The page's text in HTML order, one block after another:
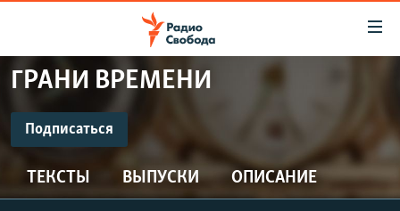
упрощенного
Вернуться
основному
содержанию
ПРОГРАММЫ
ПОДКАСТЫ
ГРАНИ ВРЕМЕНИ
Подписаться
ПОДПИСАТЬСЯ
ТЕКСТЫ ВЫПУСКИ ОПИСАНИЕ